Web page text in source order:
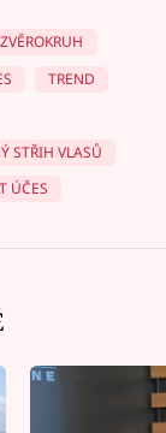
ZVĚROKRUH
TREND
STŘIH VLASŮ
ÚČES